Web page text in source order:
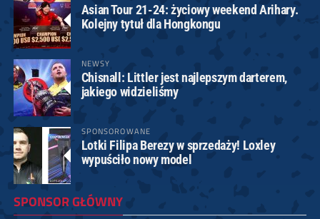
Asian Tour 21-24: życiowy weekend Arihary.
Kolejny tytuł dla Hongkongu
NEWSY
Chisnall: Littler jest najlepszym darterem,
jakiego widzieliśmy
SPONSOROWANE
Lotki Filipa Berezy w sprzedaży! Loxley
wypuściło nowy model
SPONSOR GŁÓWNY